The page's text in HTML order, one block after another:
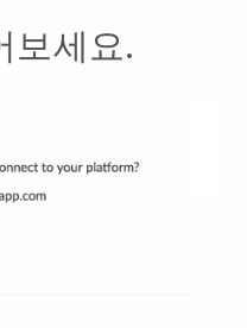
보세요.